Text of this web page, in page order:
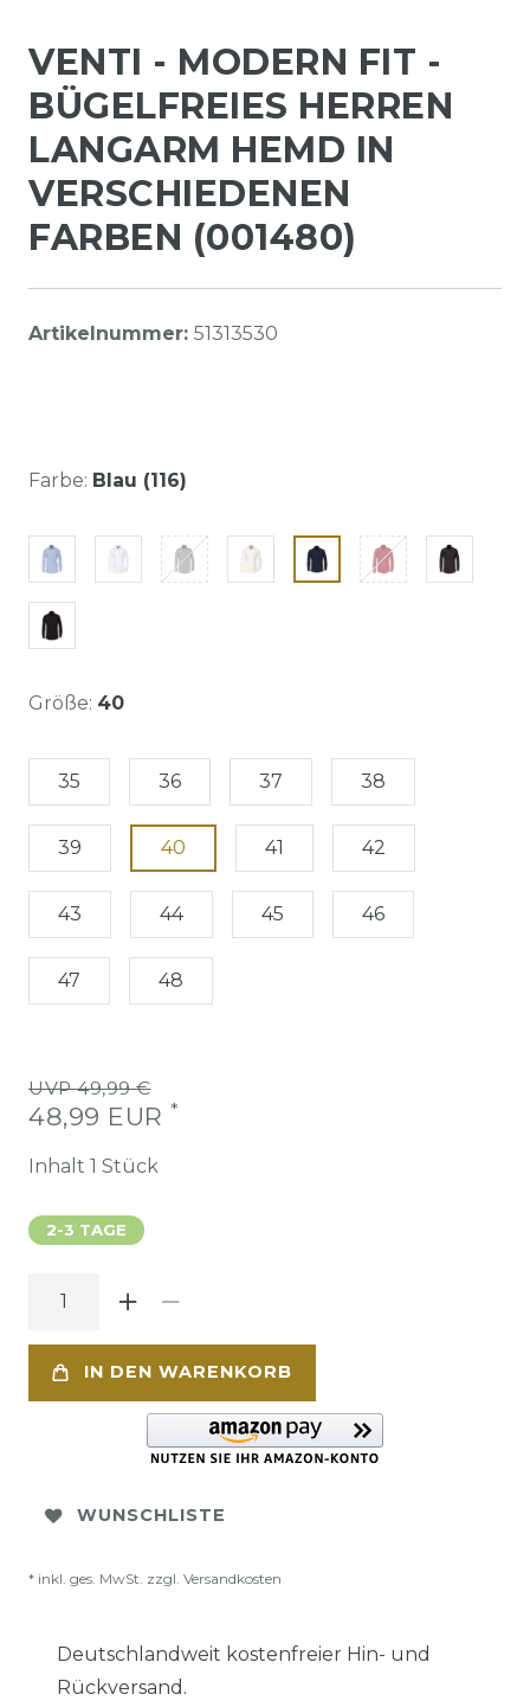
VENTI - MODERN FIT -
BÜGELFREIES HERREN
LANGARM HEMD IN
VERSCHIEDENEN
FARBEN (001480)
Artikelnummer: 51313530
Farbe: Blau (116)
Größe: 40
35 36 37 38
39 40 41 42
43 44 45 46
47 48
UVP 49,99 €
48,99 EUR *
Inhalt 1 Stück
2-3 TAGE
IN DEN WARENKORB
WUNSCHLISTE
* inkl. ges. MwSt. zzgl. Versandkosten
Deutschlandweit kostenfreier Hin- und
Rückversand.